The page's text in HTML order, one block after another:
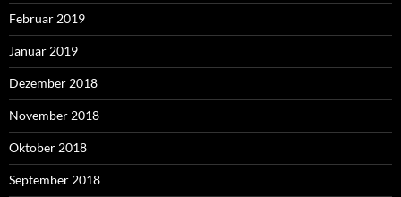
Februar 2019
Januar 2019
Dezember 2018
November 2018
Oktober 2018
September 2018